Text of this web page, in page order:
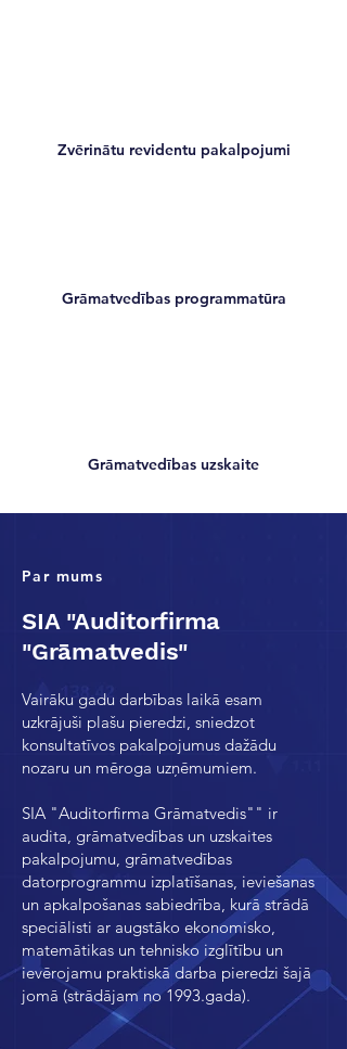
Zvērinātu revidentu pakalpojumi
Grāmatvedības programmatūra
Grāmatvedības uzskaite
Par mums
SIA "Auditorfirma
"Grāmatvedis"
Vairāku gadu darbības laikā esam
uzkrājuši plašu pieredzi, sniedzot
konsultatīvos pakalpojumus dažādu
nozaru un mēroga uzņēmumiem.
SIA "Auditorfirma Grāmatvedis"" ir
audita, grāmatvedības un uzskaites
pakalpojumu, grāmatvedības
datorprogrammu izplatīšanas, ieviešanas
un apkalpošanas sabiedrība, kurā strādā
speciālisti ar augstāko ekonomisko,
matemātikas un tehnisko izglītību un
ievērojamu praktiskā darba pieredzi šajā
jomā (strādājam no 1993.gada).